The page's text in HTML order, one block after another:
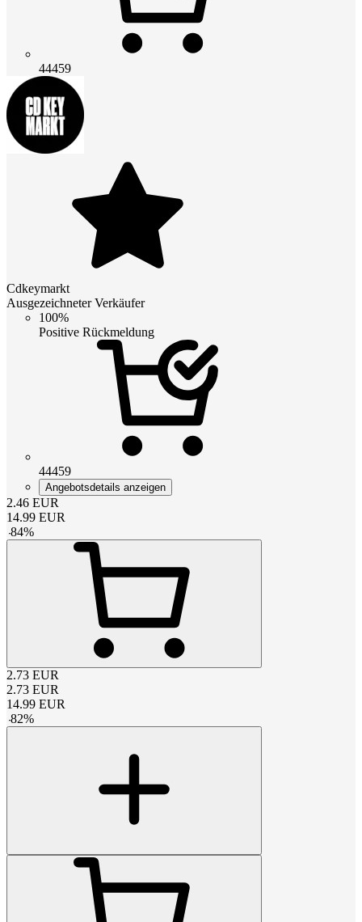
44459
Cdkeymarkt
Ausgezeichneter Verkäufer
100%
Positive Rückmeldung
44459
Angebotsdetails anzeigen
2.46 EUR
14.99 EUR
-84%
2.73 EUR
2.73 EUR
14.99 EUR
-82%